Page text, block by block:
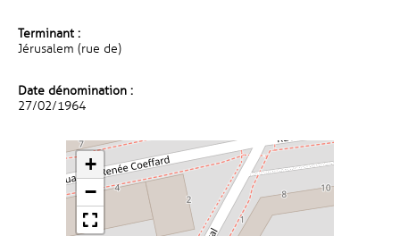
Terminant :
Jérusalem (rue de)
Date dénomination :
27/02/1964
+
−